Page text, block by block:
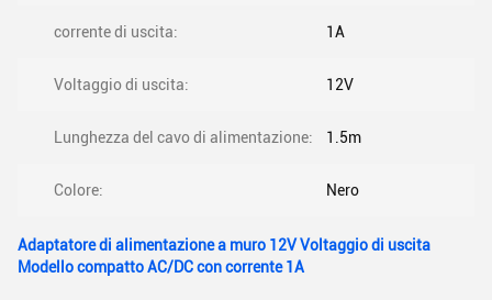
corrente di uscita: 1A
Voltaggio di uscita: 12V
Lunghezza del cavo di alimentazione: 1.5m
Colore: Nero
Adaptatore di alimentazione a muro 12V Voltaggio di uscita
Modello compatto AC/DC con corrente 1A